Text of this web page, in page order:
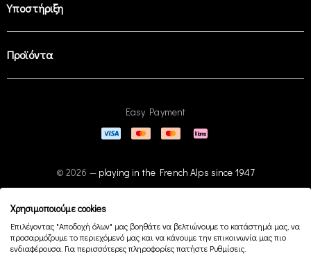
Υποστήριξη
Προϊόντα
Easy Payment
© 2026 — playing in the French Alps since 1947
Χρησιμοποιούμε cookies
Επιλέγοντας "Αποδοχή όλων" μας βοηθάτε να βελτιώνουμε το κατάστημά μας, να
προσαρμόζουμε το περιεχόμενό μας και να κάνουμε την επικοινωνία μας πιο
ενδιαφέρουσα. Για περισσότερες πληροφορίες πατήστε Ρυθμίσεις.